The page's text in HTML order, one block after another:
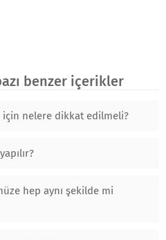
benzer içerikler
nelere dikkat edilmeli?
hep aynı şekilde mi